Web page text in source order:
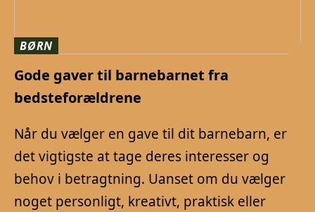
BØRN
Gode gaver til barnebarnet fra
bedsteforældrene
Når du vælger en gave til dit barnebarn, er
det vigtigste at tage deres interesser og
behov i betragtning. Uanset om du vælger
noget personligt, kreativt, praktisk eller